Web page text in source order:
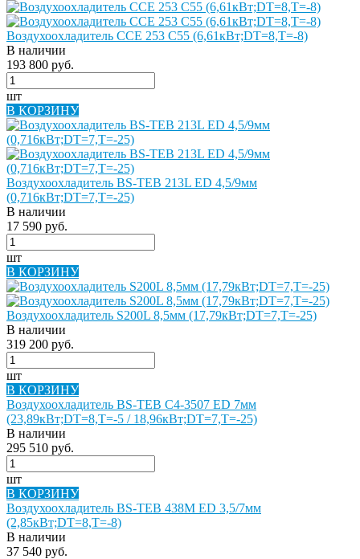
Воздухоохладитель CCE 253 С55 (6,61кВт;DT=8,Т=-8)
В наличии
193 800 руб.
шт
В КОРЗИНУ
Воздухоохладитель BS-TEB 213L ED 4,5/9мм
(0,716кВт;DT=7,Т=-25)
В наличии
17 590 руб.
шт
В КОРЗИНУ
Воздухоохладитель S200L 8,5мм (17,79кВт;DT=7,Т=-25)
В наличии
319 200 руб.
шт
В КОРЗИНУ
Воздухоохладитель BS-TEB C4-3507 ED 7мм
(23,89кВт;DT=8,Т=-5 / 18,96кВт;DT=7,Т=-25)
В наличии
295 510 руб.
шт
В КОРЗИНУ
Воздухоохладитель BS-TEB 438M ED 3,5/7мм
(2,85кВт;DT=8,Т=-8)
В наличии
37 540 руб.